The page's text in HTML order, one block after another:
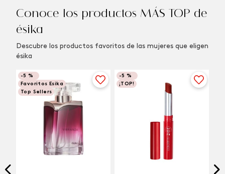
Conoce los productos MÁS TOP de
ésika
Descubre los productos favoritos de las mujeres que eligen
ésika
-5 %
Favoritos Esika
Top Sellers
-5 %
¡TOP!